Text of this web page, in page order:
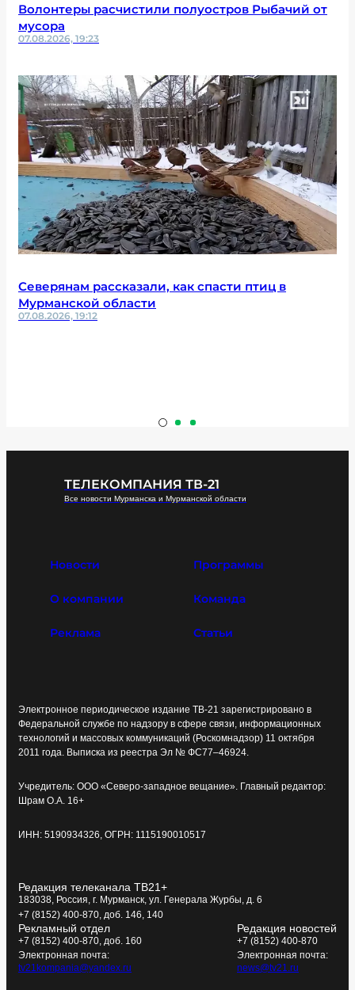
Волонтеры расчистили полуостров Рыбачий от
мусора
07.08.2026, 19:23
Северянам рассказали, как спасти птиц в
Мурманской области
07.08.2026, 19:12
ТЕЛЕКОМПАНИЯ ТВ-21
Все новости Мурманска и Мурманской области
Новости Программы
О компании Команда
Реклама Статьи
Электронное периодическое издание ТВ-21 зарегистрировано в
Федеральной службе по надзору в сфере связи, информационных
технологий и массовых коммуникаций (Роскомнадзор) 11 октября
2011 года. Выписка из реестра Эл № ФС77–46924.
Учредитель: ООО «Северо-западное вещание». Главный редактор:
Шрам О.А. 16+
ИНН: 5190934326, ОГРН: 1115190010517
Редакция телеканала ТВ21+
183038, Россия, г. Мурманск, ул. Генерала Журбы, д. 6
+7 (8152) 400-870, доб. 146, 140
Рекламный отдел
+7 (8152) 400-870, доб. 160
Электронная почта:
tv21kompania@yandex.ru
Редакция новостей
+7 (8152) 400-870
Электронная почта:
news@tv21.ru